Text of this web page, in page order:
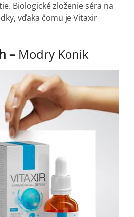
Biologické zloženie séra na
vďaka čomu je Vitaxir
– Modry Konik